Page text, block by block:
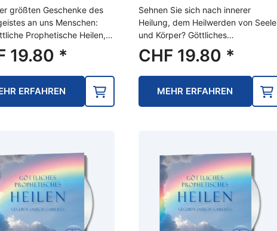
größten Geschenke des
an uns Menschen:
Prophetische Heilen,…
19.80 *
ERFAHREN
Sehnen Sie sich nach innerer
Heilung, dem Heilwerden von Seele
und Körper? Göttliches…
CHF 19.80 *
MEHR ERFAHREN